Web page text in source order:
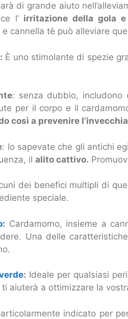
di grande aiuto
l’ irritazione della gola
cannella tè può alleviare
È uno stimolante di spezie
: senza dubbio, includono
per il corpo e il
così a prevenire
: lo sapevate che gli antichi
il alito cattivo.
dei benefici multipli di
speciale.
Cardamomo, insieme a
Una delle
: Ideale per qualsiasi
aiuterà a ottimizzare la
indicato per